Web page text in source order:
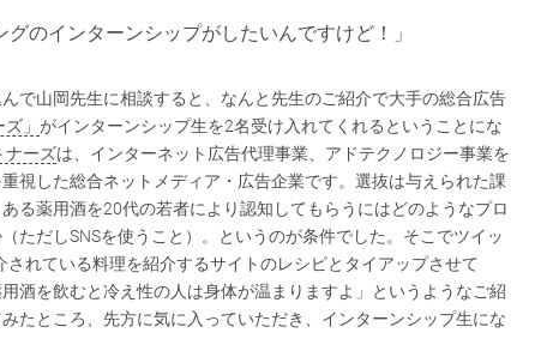
グのインターンシップがしたいんですけど！」
で山岡先生に相談すると、なんと先生のご紹介で大手の総合広告
」 がインターンシップ生を2名受け入れてくれるということにな
ナーズは、インターネット広告代理事業、アドテクノロジー事業を
視した総合ネットメディア・広告企業です。選抜は与えられた課
る薬用酒を20代の若者により認知してもらうにはどのようなプロ
ただしSNSを使うこと）。というのが条件でした。そこでツイッ
されている料理を紹介するサイトのレシピとタイアップさせて
用酒を飲むと冷え性の人は身体が温まりますよ」というようなご紹
たところ、先方に気に入っていただき、インターンシップ生にな